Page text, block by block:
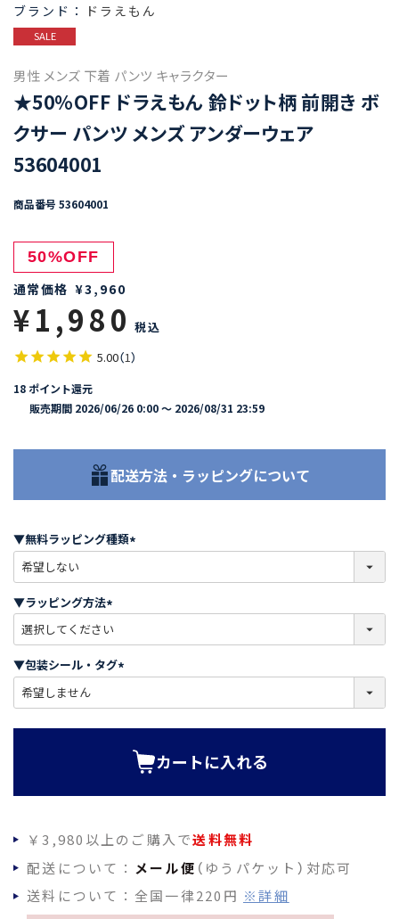
ドラえもん
SALE
男性 メンズ 下着 パンツ キャラクター
★50%OFF ドラえもん 鈴ドット柄 前開き ボ
クサー パンツ メンズ アンダーウェア
53604001
商品番号 53604001
50%OFF
通常価格 ¥3,960
¥1,980 税込
5.00（1）
18 ポイント還元
販売期間 2026/06/26 0:00〜 2026/08/31 23:59
配送方法・ラッピングについて
▼無料ラッピング種類
必
)
▼ラッピング方法
必
須
)
▼包装シール・タグ
必
カートに入れる
￥3,980以上のご購入で送料無料
配送について： メール便 （ゆうパケット）対応可
送料について：全国一律220円 ※詳細